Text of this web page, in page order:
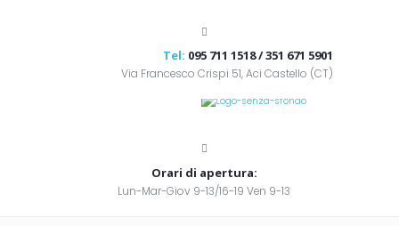
Tel: 095 711 1518 / 351 671 5901
Via Francesco Crispi 51, Aci Castello (CT)
Orari di apertura:
Lun-Mar-Giov 9-13/16-19 Ven 9-13